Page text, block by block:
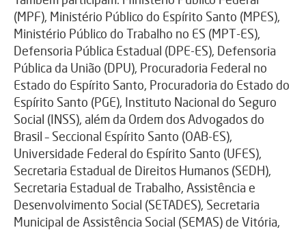
(MPF), Ministério Público do Espírito Santo (MPES),
Ministério Público do Trabalho no ES (MPT-ES),
Defensoria Pública Estadual (DPE-ES), Defensoria
Pública da União (DPU), Procuradoria Federal no
Estado do Espírito Santo, Procuradoria do Estado do
Espírito Santo (PGE), Instituto Nacional do Seguro
Social (INSS), além da Ordem dos Advogados do
Brasil – Seccional Espírito Santo (OAB-ES),
Universidade Federal do Espírito Santo (UFES),
Secretaria Estadual de Direitos Humanos (SEDH),
Secretaria Estadual de Trabalho, Assistência e
Desenvolvimento Social (SETADES), Secretaria
Municipal de Assistência Social (SEMAS) de Vitória,